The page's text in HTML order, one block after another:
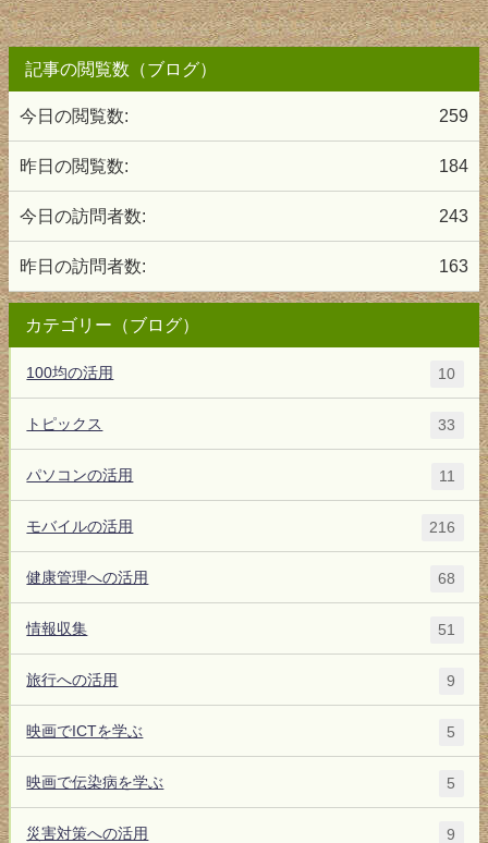
記事の閲覧数（ブログ）
259
今日の閲覧数:
184
昨日の閲覧数:
243
今日の訪問者数:
163
昨日の訪問者数:
カテゴリー（ブログ）
100均の活用 10
トピックス 33
パソコンの活用 11
モバイルの活用 216
健康管理への活用 68
情報収集 51
旅行への活用 9
映画でICTを学ぶ 5
映画で伝染病を学ぶ 5
災害対策への活用 9